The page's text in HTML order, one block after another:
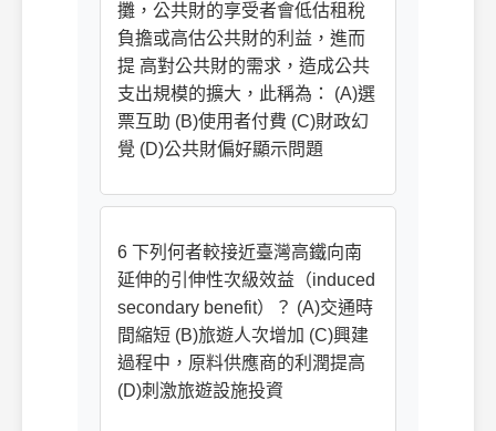
攤，公共財的享受者會低估租稅
負擔或高估公共財的利益，進而
提 高對公共財的需求，造成公共
支出規模的擴大，此稱為： (A)選
票互助 (B)使用者付費 (C)財政幻
覺 (D)公共財偏好顯示問題
6 下列何者較接近臺灣高鐵向南
延伸的引伸性次級效益（induced
secondary benefit）？ (A)交通時
間縮短 (B)旅遊人次增加 (C)興建
過程中，原料供應商的利潤提高
(D)刺激旅遊設施投資